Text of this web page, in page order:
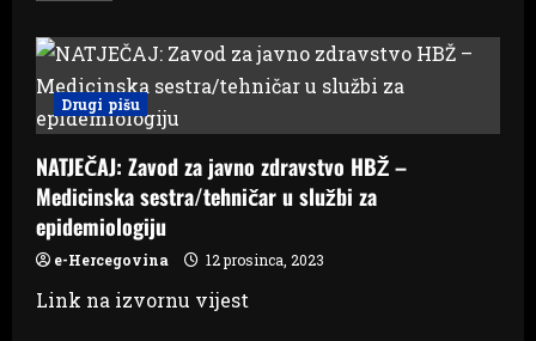
Pri
slijetanju
s
kolnika
ozlijeđena
jedna
Drugi pišu
NATJEČAJ: Zavod za javno zdravstvo HBŽ –
Medicinska sestra/tehničar u službi za
epidemiologiju
e-Hercegovina 12 prosinca, 2023
Link na izvornu vijest